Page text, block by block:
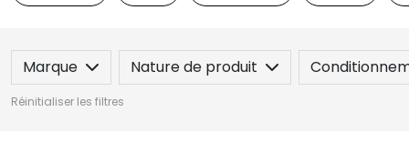
Marque Nature de produit
Réinitialiser les filtres